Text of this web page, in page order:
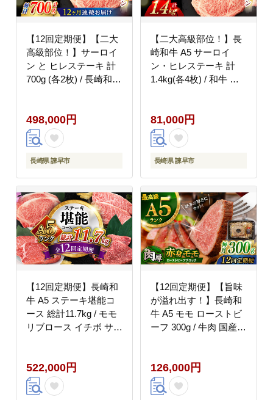
【12回定期便】【二大
高級部位！】サーロイ
ン と ヒレステーキ 計
700g (各2枚) / 長崎和牛
[AHCW083]
498,000円
長崎県 諫早市
【二大高級部位！】長
崎和牛 A5 サーロイ
ン・ヒレステーキ 計
1.4kg(各4枚) / 和牛 牛
ん ヒレ ひれ A5ランク
希少部位 / 諫早市 / 野
中精肉店 [AHCW084]
81,000円
長崎県 諫早市
【12回定期便】長崎和
牛 A5 ステーキ堪能コ
ース 総計11.7kg / モモ
リブロース イチボ サー
ステーキ 焼肉 / 諫早市
/ 野中精肉店
[AHCW086]
522,000円
【12回定期便】【旨味
が溢れ出す！】長崎和
牛 A5 モモ ローストビ
ーフ 300g / 牛肉 国産
野中精肉店 [AHCW092]
126,000円